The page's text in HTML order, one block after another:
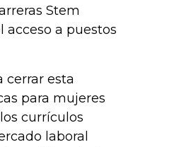
Stem
acceso a puestos
cerrar esta
para mujeres
currículos
laboral